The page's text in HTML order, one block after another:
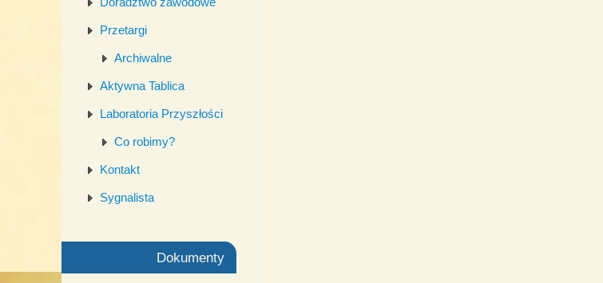
Przetargi
Archiwalne
Aktywna Tablica
Laboratoria Przyszłości
Co robimy?
Kontakt
Sygnalista
Dokumenty